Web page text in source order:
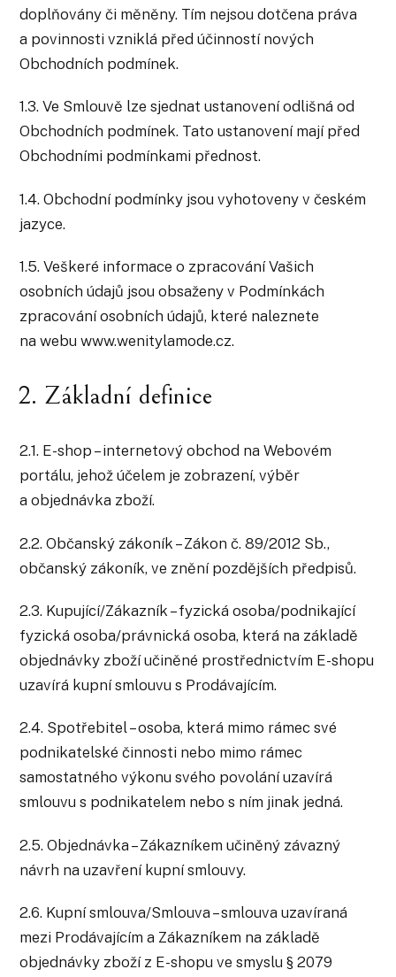
doplňovány či měněny. Tím nejsou dotčena práva
a povinnosti vzniklá před účinností nových
Obchodních podmínek.
1.3. Ve Smlouvě lze sjednat ustanovení odlišná od
Obchodních podmínek. Tato ustanovení mají před
Obchodními podmínkami přednost.
1.4. Obchodní podmínky jsou vyhotoveny v českém
jazyce.
1.5. Veškeré informace o zpracování Vašich
osobních údajů jsou obsaženy v Podmínkách
zpracování osobních údajů, které naleznete
na webu www.wenitylamode.cz.
2. Základní definice
2.1. E-shop – internetový obchod na Webovém
portálu, jehož účelem je zobrazení, výběr
a objednávka zboží.
2.2. Občanský zákoník – Zákon č. 89/2012 Sb.,
občanský zákoník, ve znění pozdějších předpisů.
2.3. Kupující/Zákazník – fyzická osoba/podnikající
fyzická osoba/právnická osoba, která na základě
objednávky zboží učiněné prostřednictvím E-shopu
uzavírá kupní smlouvu s Prodávajícím.
2.4. Spotřebitel – osoba, která mimo rámec své
podnikatelské činnosti nebo mimo rámec
samostatného výkonu svého povolání uzavírá
smlouvu s podnikatelem nebo s ním jinak jedná.
2.5. Objednávka – Zákazníkem učiněný závazný
návrh na uzavření kupní smlouvy.
2.6. Kupní smlouva/Smlouva – smlouva uzavíraná
mezi Prodávajícím a Zákazníkem na základě
objednávky zboží z E-shopu ve smyslu § 2079